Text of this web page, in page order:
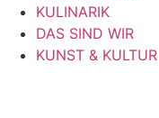
KULINARIK
DAS SIND WIR
KUNST & KULTUR